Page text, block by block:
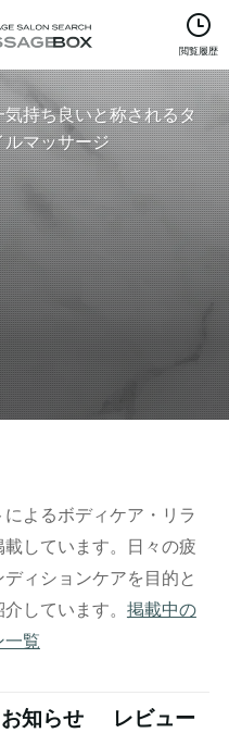
閲覧履歴
持ち良いと称されるタ
マッサージ
よるボディケア・リラ
しています。日々の疲
ィションケアを目的と
しています。 掲載中の
一覧
お知らせ レビュー